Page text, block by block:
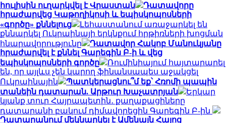
հուլիսին ուղարկվել է Վրաստան
Դատավորը
հրաժարվեց Կաթողիկոսի և եպիսկոպոսների
«գործը» քննելուց
Լեհաստանում առաջարկել են
քննարկել Ուկրաինայի երկնքում հրթիռների խոցման
հնարավորությունը
Դատավոր Հակոբ Մանուկյանը
հրաժարվել է քննել Գարեգին Բ-ի և վեց
եպիսկոպոսների գործը
Ռումինիայում հայտարարել
են, որ այլևս չեն կարող ֆինանսապես աջակցել
Ուկրաինային
Պատկերացնու՞մ եք՝ Հռոմի պապին
տանեին դատարան. Արթուր Խաչատրյան
Երկար
կյանք տուր Հայրապետին․ քաղաքացիները
դատարանի բակում դիմավորեցին Գարեգին Բ-ին
Դատարանում մեկնարկել է Ամենայն Հայոց